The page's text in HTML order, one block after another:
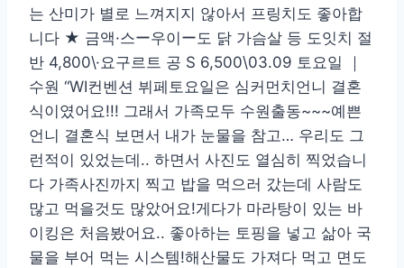
는 산미가 별로 느껴지지 않아서 프링치도 좋아합
니다 ★ 금액·스ー우이ー도 닭 가슴살 등 도잇치 절
반 4,800\·요구르트 공 S 6,500\03.09 토요일 ｜
수원 “WI컨벤션 뷔페토요일은 심커먼치언니 결혼
식이였어요!!! 그래서 가족모두 수원출동~~~예쁜
언니 결혼식 보면서 내가 눈물을 참고… 우리도 그
런적이 있었는데.. 하면서 사진도 열심히 찍었습니
다 가족사진까지 찍고 밥을 먹으러 갔는데 사람도
많고 먹을것도 많았어요!게다가 마라탕이 있는 바
이킹은 처음봤어요.. 좋아하는 토핑을 넣고 삶아 국
물을 부어 먹는 시스템!해산물도 가져다 먹고 면도